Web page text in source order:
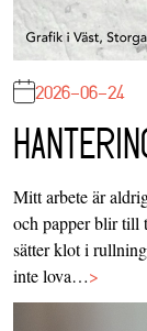
2026-06-24
Mitt arbete är
och papper blir till
sätter klot i
inte lova…>